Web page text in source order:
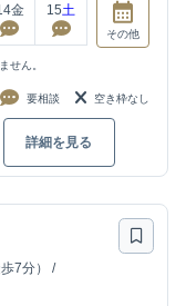
金 15土
その他
せん。
要相談 空き枠なし
詳細を見る
7分）
/